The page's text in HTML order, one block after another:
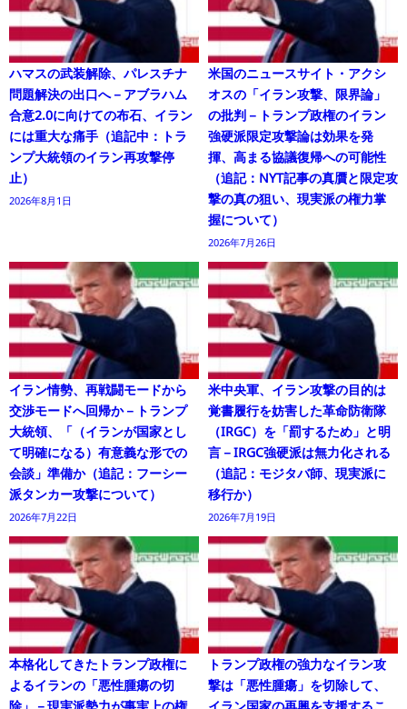
ハマスの武装解除、パレスチナ
問題解決の出口へ－アブラハム
合意2.0に向けての布石、イラン
には重大な痛手（追記中：トラ
ンプ大統領のイラン再攻撃停
止）
2026年8月1日
米国のニュースサイト・アクシ
オスの「イラン攻撃、限界論」
の批判－トランプ政権のイラン
強硬派限定攻撃論は効果を発
揮、高まる協議復帰への可能性
（追記：NYT記事の真贋と限定攻
撃の真の狙い、現実派の権力掌
握について）
2026年7月26日
イラン情勢、再戦闘モードから
交渉モードへ回帰か－トランプ
大統領、「（イランが国家とし
て明確になる）有意義な形での
会談」準備か（追記：フーシー
派タンカー攻撃について）
2026年7月22日
米中央軍、イラン攻撃の目的は
覚書履行を妨害した革命防衛隊
（IRGC）を「罰するため」と明
言－IRGC強硬派は無力化される
（追記：モジタバ師、現実派に
移行か）
2026年7月19日
本格化してきたトランプ政権に
よるイランの「悪性腫瘍の切
トランプ政権の強力なイラン攻
撃は「悪性腫瘍」を切除して、